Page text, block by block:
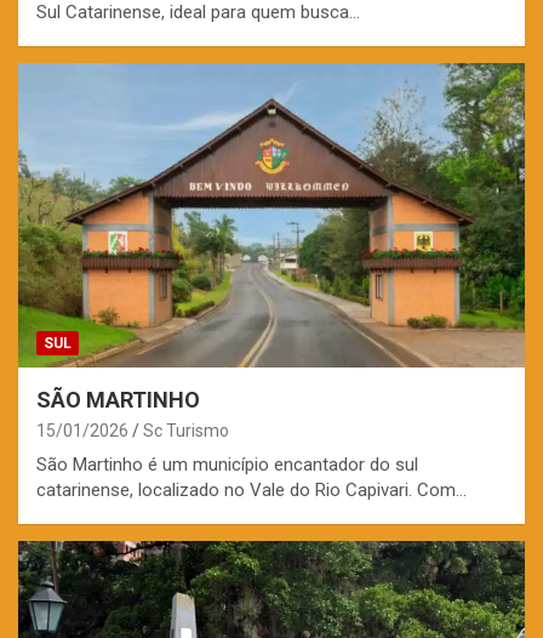
Sul Catarinense, ideal para quem busca…
SUL
SÃO MARTINHO
15/01/2026 Sc Turismo
São Martinho é um município encantador do sul
catarinense, localizado no Vale do Rio Capivari. Com…